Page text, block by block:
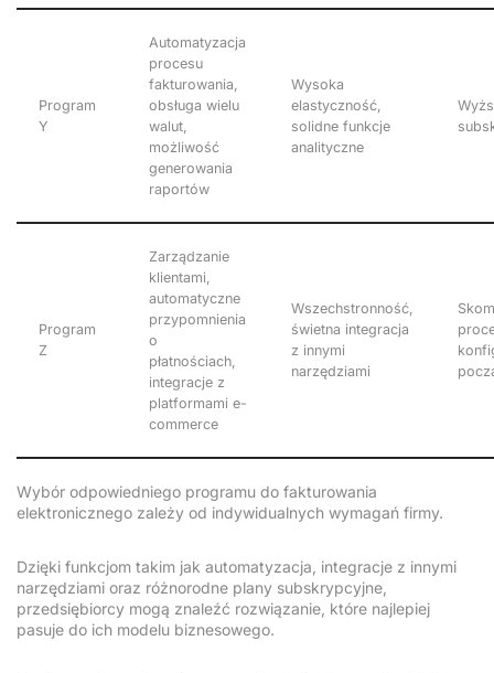
Program
Y
Automatyzacja
procesu
fakturowania,
obsługa wielu
walut,
możliwość
generowania
raportów
Wysoka
elastyczność,
solidne funkcje
analityczne
Program
Z
Zarządzanie
klientami,
automatyczne
przypomnienia
o
płatnościach,
integracje z
platformami e-
commerce
Wszechstronność,
świetna integracja
z innymi
narzędziami
Wybór odpowiedniego programu do fakturowania
elektronicznego zależy od indywidualnych wymagań firmy.
Dzięki funkcjom takim jak automatyzacja, integracje z innymi
narzędziami oraz różnorodne plany subskrypcyjne,
przedsiębiorcy mogą znaleźć rozwiązanie, które najlepiej
pasuje do ich modelu biznesowego.